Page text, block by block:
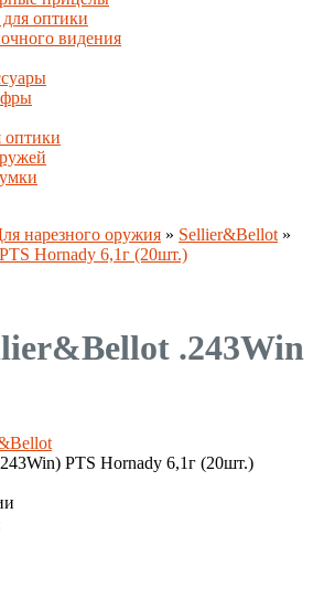
оптики
видения
оптики
нарезного оружия » Sellier&Bellot »
Hornady 6,1г (20шт.)
.243Win
PTS Hornady 6,1г (20шт.)